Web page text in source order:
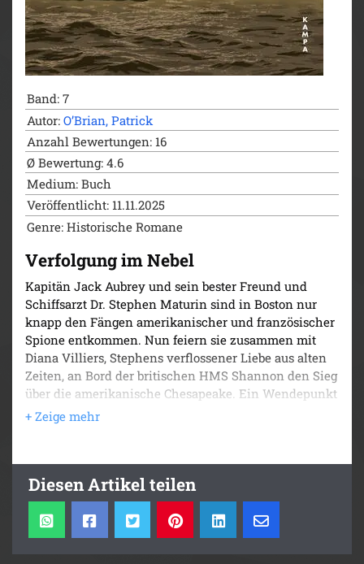
Band: 7
Autor: O’Brian, Patrick
Anzahl Bewertungen: 16
Ø Bewertung: 4.6
Medium: Buch
Veröffentlicht: 11.11.2025
Genre: Historische Romane
Verfolgung im Nebel
Kapitän Jack Aubrey und sein bester Freund und
Schiffsarzt Dr. Stephen Maturin sind in Boston nur
knapp den Fängen amerikanischer und französischer
Spione entkommen. Nun feiern sie zusammen mit
Diana Villiers, Stephens verflossener Liebe aus alten
Zeiten, an Bord der britischen HMS Shannon den Sieg
über die amerikanische Chesapeake. Ein Wendepunkt
im Seekrieg! Mit dem Auftrag, der britischen
Regierung die frohe Botschaft zu überbringen, legen
nicht nur Diana, schwanger von ihrem vorherigen
Liebhaber, dem amerikanischen Spion Johnson,
sondern auch streng geheime Papiere, die Maturin
Johnson in Boston heimlich entwendet hat. Alle
sehnen sich nach ihrem Zuhause: Jack Aubrey freut
sich, Frau und Kinder wiederzusehen, und Stephen
Diesen Artikel teilen